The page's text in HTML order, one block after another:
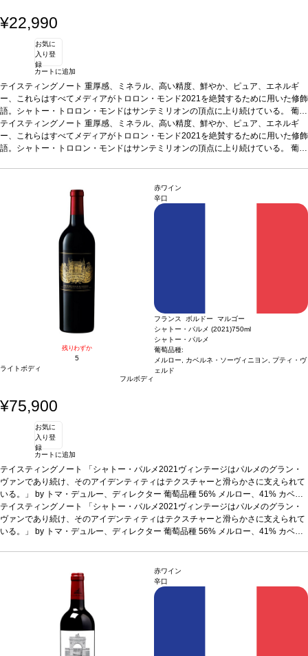
¥22,990
お気に
入り登
録
カートに追加
テイスティングノート 重厚感、ミネラル、高い精度、鮮やか、ピュア、エネルギ
ー、これらはすべてメディアがトロロン・モンド2021を絶賛するために用いた修飾
語。シャトー・トロロン・モンドはサンテミリオンの頂点に上り続けている。 葡萄
品種85% メルロー、13% カベルネ・ソーヴィニヨン、2% カベルネ・フラン
テイスティングノート 重厚感、ミネラル、高い精度、鮮やか、ピュア、エネルギ
ー、これらはすべてメディアがトロロン・モンド2021を絶賛するために用いた修飾
語。シャトー・トロロン・モンドはサンテミリオンの頂点に上り続けている。 葡萄
残りわずか
5
ライトボディ
フルボディ
赤ワイン
辛口
フランス ボルドー マルゴー
シャトー・パルメ (2021)750ml
シャトー・パルメ
葡萄品種:
メルロー, カベルネ・ソーヴィニヨン, プティ・ヴ
ェルド
¥75,900
お気に
入り登
録
カートに追加
テイスティングノート
「シャトー・パルメ2021ヴィンテージはパルメのグラン・
ヴァンであり続け、そのアイデンティティはテクスチャーと滑らかさに支えられて
いる。」 by トマ・デュルー、ディレクター 葡萄品種 56% メルロー、41% カベル
ネ・ソーヴィニヨン、3% プティ・ヴェルド
テイスティングノート
「シャトー・パルメ2021ヴィンテージはパルメのグラン・
ヴァンであり続け、そのアイデンティティはテクスチャーと滑らかさに支えられて
いる。」 by トマ・デュルー、ディレクター 葡萄品種 56% メルロー、41% カベル
赤ワイン
辛口